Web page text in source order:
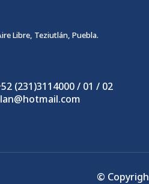
Libre, Teziutlán, Puebla.
(231)3114000 / 01 / 02
©